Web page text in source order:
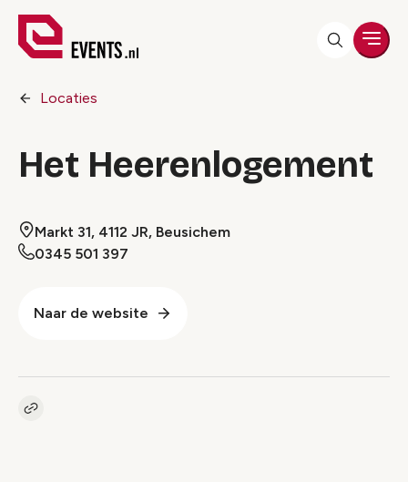
Locaties
Het Heerenlogement
Markt 31, 4112 JR, Beusichem
0345 501 397
Naar de website
Kopieer link naar pagina